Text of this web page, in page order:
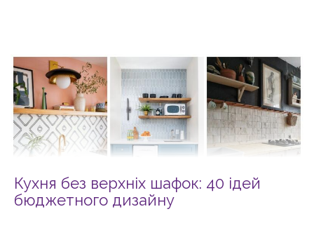
Кухня без верхніх шафок: 40 ідей
бюджетного дизайну